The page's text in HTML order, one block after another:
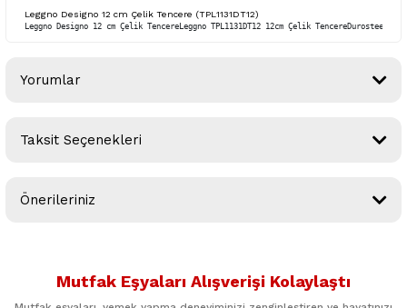
Leggno Designo 12 cm Çelik Tencere (TPL1131DT12)
Leggno Designo 12 cm Çelik TencereLeggno TPL1131DT12 12cm Çelik
Yorumlar
Taksit Seçenekleri
Önerileriniz
kullanarak tarafımıza iletebilirsiniz.
Mutfak Eşyaları Alışverişi Kolaylaştı